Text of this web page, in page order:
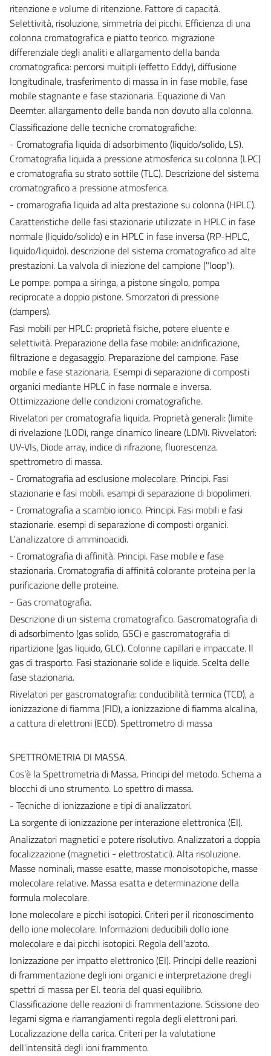
ritenzione e volume di ritenzione. Fattore di capacità.
Selettività, risoluzione, simmetria dei picchi. Efficienza di una
colonna cromatografica e piatto teorico. migrazione
differenziale degli analiti e allargamento della banda
cromatografica: percorsi muitipli (effetto Eddy), diffusione
longitudinale, trasferimento di massa in in fase mobile, fase
mobile stagnante e fase stazionaria. Equazione di Van
Deemter. allargamento delle banda non dovuto alla colonna.
Classificazione delle tecniche cromatografiche:
- Cromatografia liquida di adsorbimento (liquido/solido, LS).
Cromatografia liquida a pressione atmosferica su colonna (LPC)
e cromatografia su strato sottile (TLC). Descrizione del sistema
cromatografico a pressione atmosferica.
- cromarografia liquida ad alta prestazione su colonna (HPLC).
Caratteristiche delle fasi stazionarie utilizzate in HPLC in fase
normale (liquido/solido) e in HPLC in fase inversa (RP-HPLC,
liquido/liquido). descrizione del sistema cromatografico ad alte
prestazioni. La valvola di iniezione del campione ("loop").
Le pompe: pompa a siringa, a pistone singolo, pompa
reciprocate a doppio pistone. Smorzatori di pressione
(dampers).
Fasi mobili per HPLC: proprietà fisiche, potere eluente e
selettività. Preparazione della fase mobile: anidrificazione,
filtrazione e degasaggio. Preparazione del campione. Fase
mobile e fase stazionaria. Esempi di separazione di composti
organici mediante HPLC in fase normale e inversa.
Ottimizzazione delle condizioni cromatografiche.
Rivelatori per cromatografia liquida. Proprietà generali: (limite
di rivelazione (LOD), range dinamico lineare (LDM). Rivvelatori:
UV-VIs, Diode array, indice di rifrazione, fluorescenza.
spettrometro di massa.
- Cromatografia ad esclusione molecolare. Principi. Fasi
stazionarie e fasi mobili. esampi di separazione di biopolimeri.
- Cromatografia a scambio ionico. Principi. Fasi mobili e fasi
stazionarie. esempi di separazione di composti organici.
L'analizzatore di amminoacidi.
- Cromatografia di affinità. Principi. Fase mobile e fase
stazionaria. Cromatografia di affinità colorante proteina per la
purificazione delle proteine.
- Gas cromatografia.
Descrizione di un sistema cromatografico. Gascromatografia di
di adsorbimento (gas solido, GSC) e gascromatografia di
ripartizione (gas liquido, GLC). Colonne capillari e impaccate. Il
gas di trasporto. Fasi stazionarie solide e liquide. Scelta delle
fase stazionaria.
Rivelatori per gascromatografia: conducibilità termica (TCD), a
ionizzazione di fiamma (FID), a ionizzazione di fiamma alcalina,
a cattura di elettroni (ECD). Spettrometro di massa
SPETTROMETRIA DI MASSA.
Cos’è la Spettrometria di Massa. Principi del metodo. Schema a
blocchi di uno strumento. Lo spettro di massa.
- Tecniche di ionizzazione e tipi di analizzatori.
La sorgente di ionizzazione per interazione elettronica (EI).
Analizzatori magnetici e potere risolutivo. Analizzatori a doppia
focalizzazione (magnetici - elettrostatici). Alta risoluzione.
Masse nominali, masse esatte, masse monoisotopiche, masse
molecolare relative. Massa esatta e determinazione della
formula molecolare.
Ione molecolare e picchi isotopici. Criteri per il riconoscimento
dello ione molecolare. Informazioni deducibili dollo ione
molecolare e dai picchi isotopici. Regola dell'azoto.
Ionizzazione per impatto elettronico (EI). Principi delle reazioni
di frammentazione degli ioni organici e interpretazione dregli
spettri di massa per EI. teoria del quasi equilibrio.
Classificazione delle reazioni di frammentazione. Scissione deo
legami sigma e riarrangiamenti regola degli elettroni pari.
Localizzazione della carica. Criteri per la valutatione
dell'intensità degli ioni frammento.